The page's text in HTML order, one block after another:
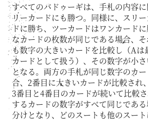
すべてのバドゥーギは、手札の内容
リーカードにも勝つ。同様に、スリ
ドに勝ち、ツーカードはワンカード
なカードの枚数が同じである場合、
も数字の大きいカードを比較し（Aは
カードとして扱う）、その数字が小
となる。両方の手札が同じ数字のカ
合、2番目に大きいカードが比較され
3番目と4番目のカードが続いて比較
するカードの数字がすべて同じであ
分けとなり、どのスートも他のスート